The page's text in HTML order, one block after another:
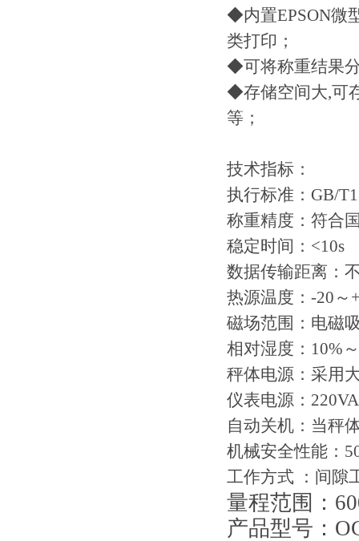
◆内置EPSON微
类打印；
◆可将称重结果
◆存储空间大,可
等；
技术指标：
执行标准：GB/
称重精度：符合
稳定时间：<10s
数据传输距离：
热源温度：-20～
磁场范围：电磁
相对湿度：10%
秤体电源：采用
仪表电源：
自动关机：当秤
机械安全性能：
工作方式 ：间隙
量程范围：
产品型号：